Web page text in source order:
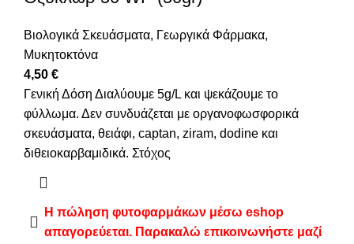
Βιολογικά Σκευάσματα, Γεωργικά Φάρμακα,
Μυκητοκτόνα
4,50 €
Γενική Δόση Διαλύουμε 5g/L και ψεκάζουμε το
φύλλωμα. Δεν συνδυάζεται με οργανοφωσφορικά
σκευάσματα, θειάφι, captan, ziram, dodine και
διθειοκαρβαμιδικά. Στόχος
Η πώληση φυτοφαρμάκων μέσω eshop
απαγορεύεται. Παρακαλώ επικοινωνήστε μαζί